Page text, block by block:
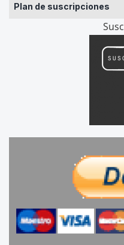
Plan de suscripciones